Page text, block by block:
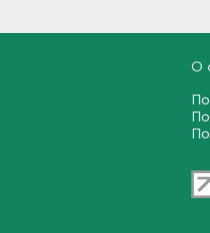
впервые
В Тосно открыли
перекрёсток,
О